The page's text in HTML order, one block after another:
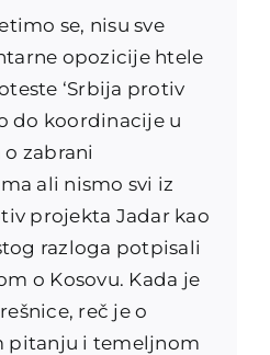
se, nisu sve
opozicije htele
‘Srbija protiv
do koordinacije u
zabrani
ali nismo svi iz
projekta Jadar kao
razloga potpisali
o Kosovu. Kada je
reč je o
pitanju i temeljnom